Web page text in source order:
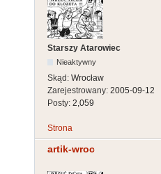
Starszy Atarowiec
Nieaktywny
Skąd: Wrocław
Zarejestrowany: 2005-09-12
Posty: 2,059
Strona
artik-wroc